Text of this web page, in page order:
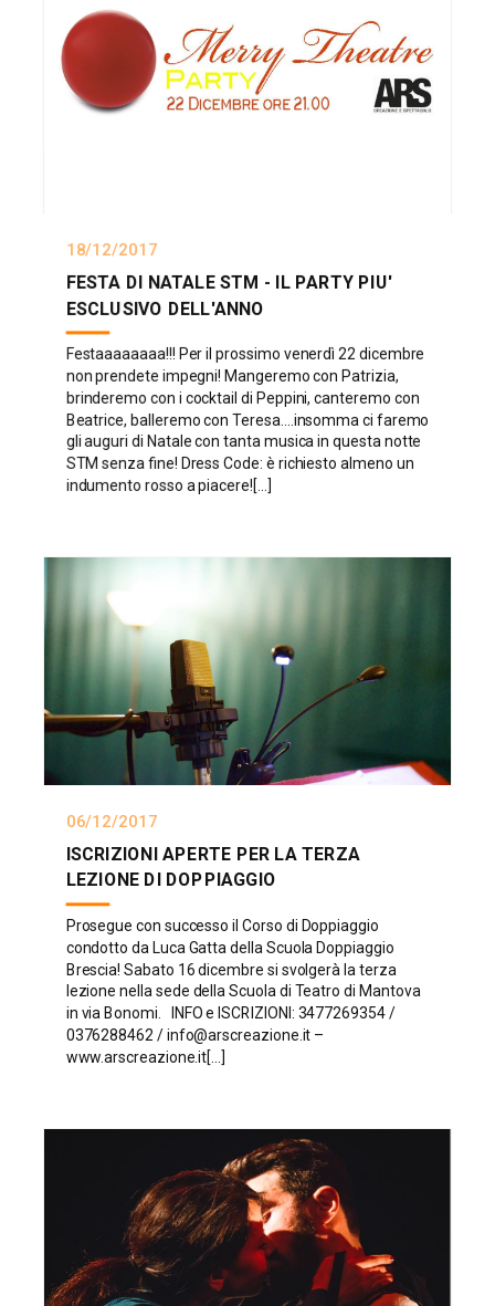
18/12/2017
FESTA DI NATALE STM - IL PARTY PIU'
ESCLUSIVO DELL'ANNO
Festaaaaaaaa!!! Per il prossimo venerdì 22 dicembre
non prendete impegni! Mangeremo con Patrizia,
brinderemo con i cocktail di Peppini, canteremo con
Beatrice, balleremo con Teresa....insomma ci faremo
gli auguri di Natale con tanta musica in questa notte
STM senza fine! Dress Code: è richiesto almeno un
indumento rosso a piacere![...]
06/12/2017
ISCRIZIONI APERTE PER LA TERZA
LEZIONE DI DOPPIAGGIO
Prosegue con successo il Corso di Doppiaggio
condotto da Luca Gatta della Scuola Doppiaggio
Brescia! Sabato 16 dicembre si svolgerà la terza
lezione nella sede della Scuola di Teatro di Mantova
in via Bonomi. INFO e ISCRIZIONI: 3477269354 /
0376288462 / info@arscreazione.it –
www.arscreazione.it[...]